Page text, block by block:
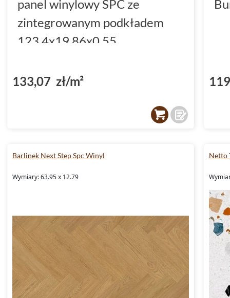
panel winylowy SPC ze
zintegrowanym podkładem
123.4x19.86x0.55
133,07 zł/m²
Barlinek Next Step Spc Winyl
Wymiary: 63.95 x 12.79
Netto